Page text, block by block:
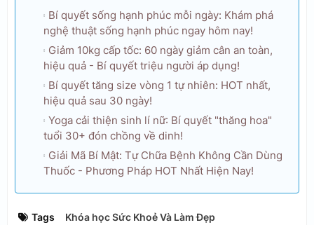
Bí quyết sống hạnh phúc mỗi ngày: Khám phá
nghệ thuật sống hạnh phúc ngay hôm nay!
Giảm 10kg cấp tốc: 60 ngày giảm cân an toàn,
hiệu quả - Bí quyết triệu người áp dụng!
Bí quyết tăng size vòng 1 tự nhiên: HOT nhất,
hiệu quả sau 30 ngày!
Yoga cải thiện sinh lí nữ: Bí quyết "thăng hoa"
tuổi 30+ đón chồng về dinh!
Giải Mã Bí Mật: Tự Chữa Bệnh Không Cần Dùng
Thuốc - Phương Pháp HOT Nhất Hiện Nay!
Tags
Khóa học Sức Khoẻ Và Làm Đẹp